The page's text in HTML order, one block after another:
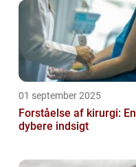
01 september 2025
Forståelse af kirurgi: En
dybere indsigt